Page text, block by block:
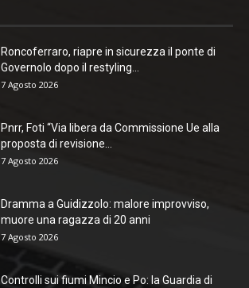
Roncoferraro, riapre in sicurezza il ponte di
Governolo dopo il restyling...
7 Agosto 2026
Pnrr, Foti “Via libera da Commissione Ue alla
proposta di revisione...
7 Agosto 2026
Dramma a Guidizzolo: malore improvviso,
muore una ragazza di 20 anni
7 Agosto 2026
Controlli sui fiumi Mincio e Po: la Guardia di